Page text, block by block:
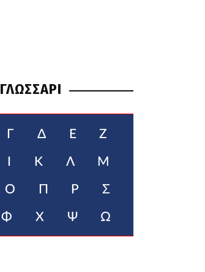
ΓΛΩΣΣΑΡΙ
Γ Δ Ε Ζ
Κ Λ Μ
Ο Π Ρ Σ
Φ Χ Ψ Ω